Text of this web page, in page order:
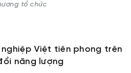
tổ chức
Việt tiên phong trên
năng lượng